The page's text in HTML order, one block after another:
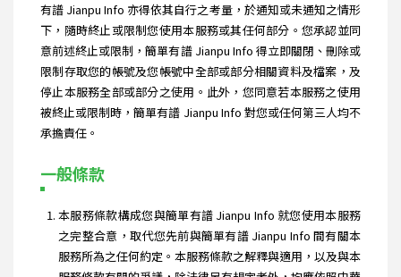
有譜 Jianpu Info 亦得依其自行之考量，於通知或未通知之情形
下，隨時終止或限制您使用本服務或其任何部分。您承認並同
意前述終止或限制，簡單有譜 Jianpu Info 得立即關閉、刪除或
限制存取您的帳號及您帳號中全部或部分相關資料及檔案，及
停止本服務全部或部分之使用。此外，您同意若本服務之使用
被終止或限制時，簡單有譜 Jianpu Info 對您或任何第三人均不
承擔責任。
一般條款
本服務條款構成您與簡單有譜 Jianpu Info 就您使用本服務
之完整合意，取代您先前與簡單有譜 Jianpu Info 間有關本
服務所為之任何約定。本服務條款之解釋與適用，以及與本